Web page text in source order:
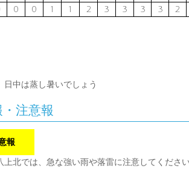
0 0 1 1 2 3 3 3 3 2
日中は蒸し暑いでしょう
注意報
報
上北では、急な強い雨や落雷に注意してくださ